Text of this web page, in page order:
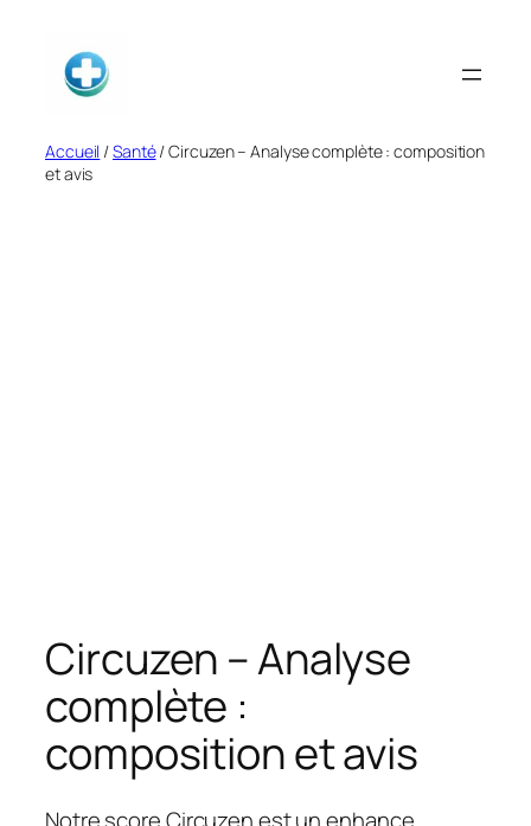
contenu
Accueil /Santé/ Circuzen – Analyse complète : composition
et avis
Circuzen – Analyse
complète :
composition et avis
Notre score Circuzen est un enhance